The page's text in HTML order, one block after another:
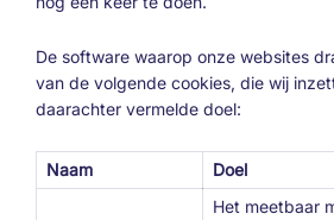
De software waarop onze websites
van de volgende cookies, die wij
daarachter vermelde doel:
Naam Doel
Het meetbaar